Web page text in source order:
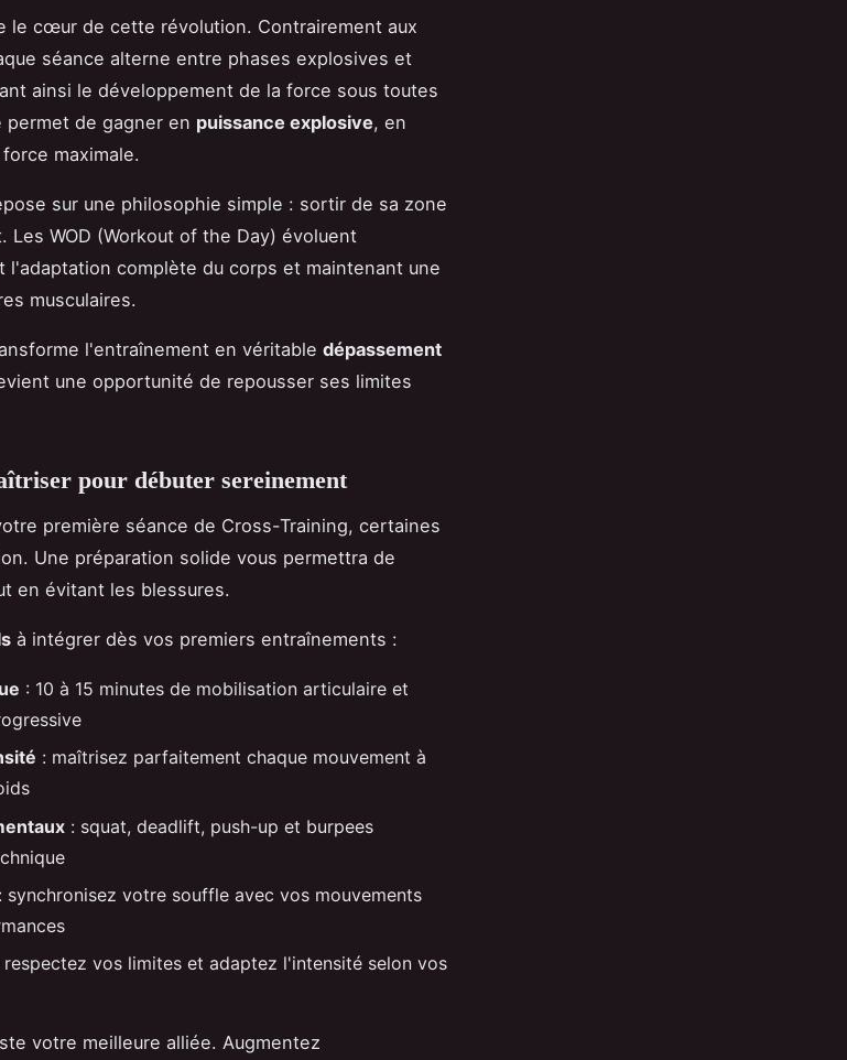
le cœur de cette révolution. Contrairement aux
séance alterne entre phases explosives et
ainsi le développement de la force sous toutes
de gagner en puissance explosive, en
maximale.
sur une philosophie simple : sortir de sa zone
WOD (Workout of the Day) évoluent
l'adaptation complète du corps et maintenant une
musculaires.
l'entraînement en véritable dépassement
une opportunité de repousser ses limites
pour débuter sereinement
première séance de Cross-Training, certaines
Une préparation solide vous permettra de
en évitant les blessures.
à intégrer dès vos premiers entraînements :
: 10 à 15 minutes de mobilisation articulaire et
: maîtrisez parfaitement chaque mouvement à
: squat, deadlift, push-up et burpees
: synchronisez votre souffle avec vos mouvements
respectez vos limites et adaptez l'intensité selon vos
votre meilleure alliée. Augmentez